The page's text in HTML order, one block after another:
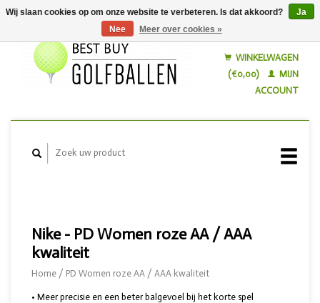
WINKELWAGEN
(€0,00)
MIJN
ACCOUNT
Nike - PD Women roze AA / AAA
kwaliteit
Home / PD Women roze AA / AAA kwaliteit
• Meer precisie en een beter balgevoel bij het korte spel
Wij slaan cookies op om onze website te verbeteren. Is dat akkoord?
Ja
Nee
Meer over cookies »